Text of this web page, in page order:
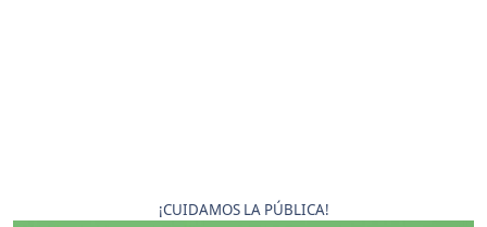
¡CUIDAMOS LA PÚBLICA!